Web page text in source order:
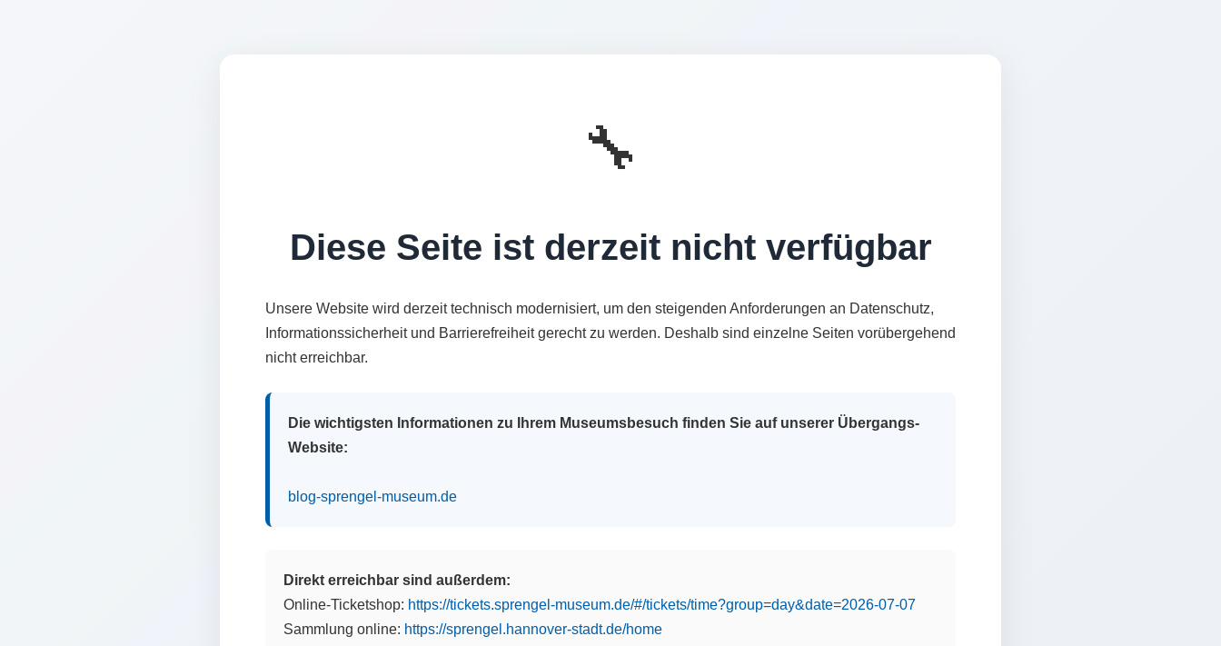
🔧
Diese Seite ist derzeit nicht verfügbar
Unsere Website wird derzeit technisch modernisiert, um den steigenden Anforderungen an Datenschutz,
Informationssicherheit und Barrierefreiheit gerecht zu werden. Deshalb sind einzelne Seiten vorübergehend
nicht erreichbar.
Die wichtigsten Informationen zu Ihrem Museumsbesuch finden Sie auf unserer Übergangs-
Website:
blog-sprengel-museum.de
Direkt erreichbar sind außerdem:
Online-Ticketshop: https://tickets.sprengel-museum.de/#/tickets/time?group=day&date=2026-07-07
Sammlung online: https://sprengel.hannover-stadt.de/home